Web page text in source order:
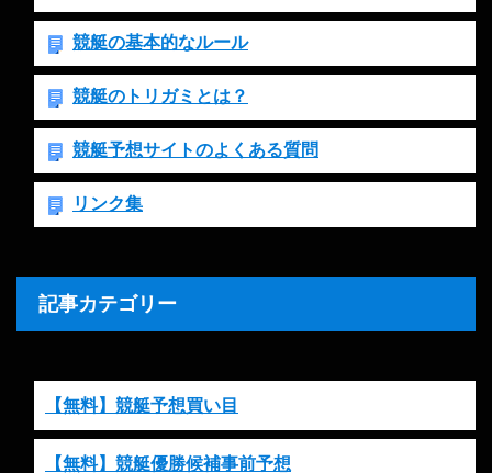
競艇の基本的なルール
競艇のトリガミとは？
競艇予想サイトのよくある質問
リンク集
記事カテゴリー
【無料】競艇予想買い目
【無料】競艇優勝候補事前予想